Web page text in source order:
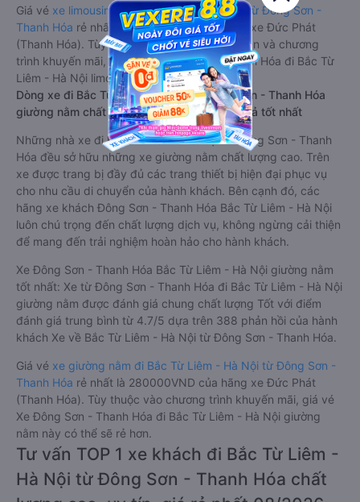
Giá vé xe limousine đi Bắc Từ Liêm - Hà Nội từ Đông Sơn -
Thanh Hóa rẻ nhất là 280000VND của hãng xe Đức Phát
(Thanh Hóa). Tùy thuộc vào vị trí ngồi của bạn và chương
trình khuyến mãi, giá vé Xe Đông Sơn - Thanh Hóa đi Bắc Từ
Liêm - Hà Nội limousine này có thể sẽ rẻ hơn
Dòng xe đi Bắc Từ Liêm - Hà Nội từ Đông Sơn - Thanh Hóa
giường nằm chất lượng cao: Thoải mái, giá cả tốt nhất
Những nhà xe đi Bắc Từ Liêm - Hà Nội từ Đông Sơn - Thanh
Hóa đều sở hữu những xe giường nằm chất lượng cao. Trên
xe được trang bị đầy đủ các trang thiết bị hiện đại phục vụ
cho nhu cầu di chuyển của hành khách. Bên cạnh đó, các
hãng xe khách Đông Sơn - Thanh Hóa Bắc Từ Liêm - Hà Nội
luôn chú trọng đến chất lượng dịch vụ, không ngừng cải thiện
để mang đến trải nghiệm hoàn hảo cho hành khách.
Xe Đông Sơn - Thanh Hóa Bắc Từ Liêm - Hà Nội giường nằm
tốt nhất: Xe từ Đông Sơn - Thanh Hóa đi Bắc Từ Liêm - Hà Nội
giường nằm được đánh giá chung chất lượng Tốt với điểm
đánh giá trung bình từ 4.7/5 dựa trên 388 phản hồi của hành
khách Xe về Bắc Từ Liêm - Hà Nội từ Đông Sơn - Thanh Hóa.
Giá vé xe giường nằm đi Bắc Từ Liêm - Hà Nội từ Đông Sơn -
Thanh Hóa rẻ nhất là 280000VND của hãng xe Đức Phát
(Thanh Hóa). Tùy thuộc vào chương trình khuyến mãi, giá vé
Xe Đông Sơn - Thanh Hóa đi Bắc Từ Liêm - Hà Nội giường
nằm này có thể sẽ rẻ hơn.
Tư vấn TOP 1 xe khách đi Bắc Từ Liêm -
Hà Nội từ Đông Sơn - Thanh Hóa chất